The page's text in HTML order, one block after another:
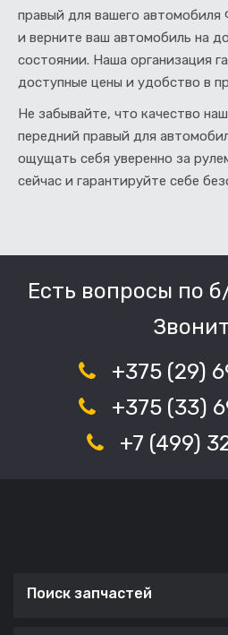
правый для вашего
и верните ваш автомобиль на
состоянии. Наша организация
доступные цены и удобство в
Не забывайте, что качество
передний правый для
ощущать себя уверенно за
сейчас и гарантируйте себе
Есть вопросы по
+375 (29)
+375 (33)
+7 (499)
Поиск запчастей